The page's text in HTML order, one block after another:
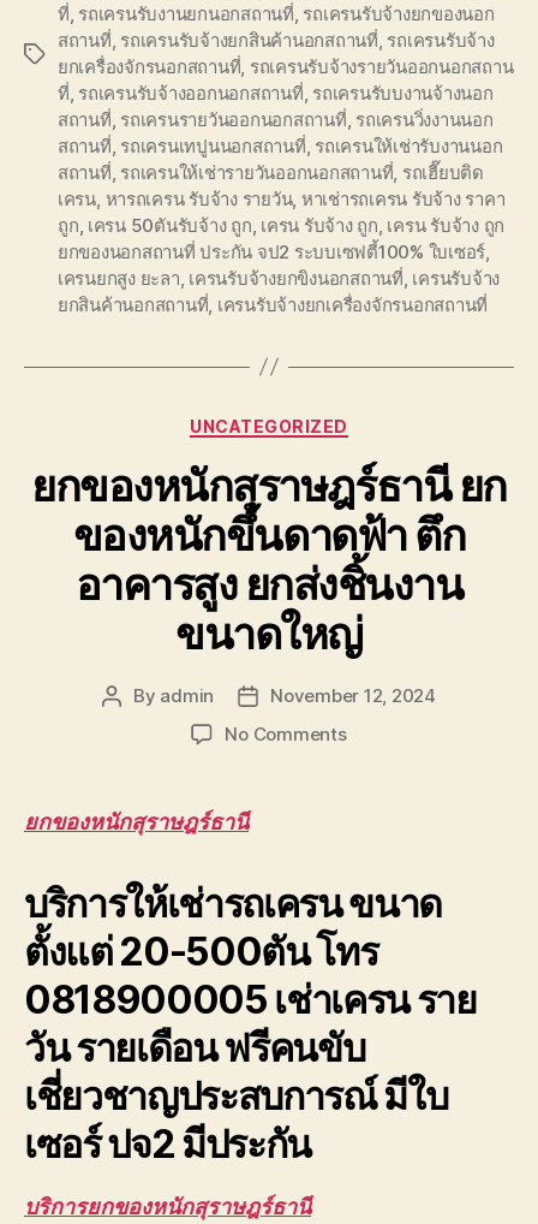
Tags
ที่, รถเครนรับงานยกนอกสถานที่, รถเครนรับจ้างยกของนอก
สถานที่, รถเครนรับจ้างยกสินค้านอกสถานที่, รถเครนรับจ้าง
ยกเครื่องจักรนอกสถานที่, รถเครนรับจ้างรายวันออกนอกสถาน
ที่, รถเครนรับจ้างออกนอกสถานที่, รถเครนรับบงานจ้างนอก
สถานที่, รถเครนรายวันออกนอกสถานที่, รถเครนวิ่งงานนอก
สถานที่, รถเครนเทปูนนอกสถานที่, รถเครนให้เช่ารับงานนอก
สถานที่, รถเครนให้เช่ารายวันออกนอกสถานที่, รถเฮี๊ยบติด
เครน, หารถเครน รับจ้าง รายวัน, หาเช่ารถเครน รับจ้าง ราคา
ถูก, เครน 50ตันรับจ้าง ถูก, เครน รับจ้าง ถูก, เครน รับจ้าง ถูก
ยกของนอกสถานที่ ประกัน จป2 ระบบเซฟตี้100% ใบเซอร์,
เครนยกสูง ยะลา, เครนรับจ้างยกขิงนอกสถานที่, เครนรับจ้าง
ยกสินค้านอกสถานที่, เครนรับจ้างยกเครื่องจักรนอกสถานที่
Categories
UNCATEGORIZED
ยกของหนักสุราษฎร์ธานี ยก
ของหนักขึ้นดาดฟ้า ตึก
อาคารสูง ยกส่งชิ้นงาน
ขนาดใหญ่
Post
By admin
Post
date
November 12, 2024
No Commentson
ของ
หนัก
ขึ้น
ดาดฟ้า
ตึก
สูง
ยก
ส่ง
ยกของหนักสุราษฎร์ธานี
บริการให้เช่ารถเครน ขนาด
ตั้งแต่ 20-500ตัน โทร
0818900005 เช่าเครน ราย
วัน รายเดือน ฟรีคนขับ
เชี่ยวชาญประสบการณ์ มีใบ
เซอร์ ปจ2 มีประกัน
บริการยกของหนักสุราษฎร์ธานี